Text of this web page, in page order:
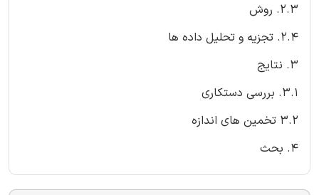
2.3. روش
2.4. تجزیه و تحلیل داده ها
3. نتایج
3.1. بررسی دستکاری
3.2 تخمین های اندازه
4. بحث